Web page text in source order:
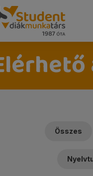
Összes